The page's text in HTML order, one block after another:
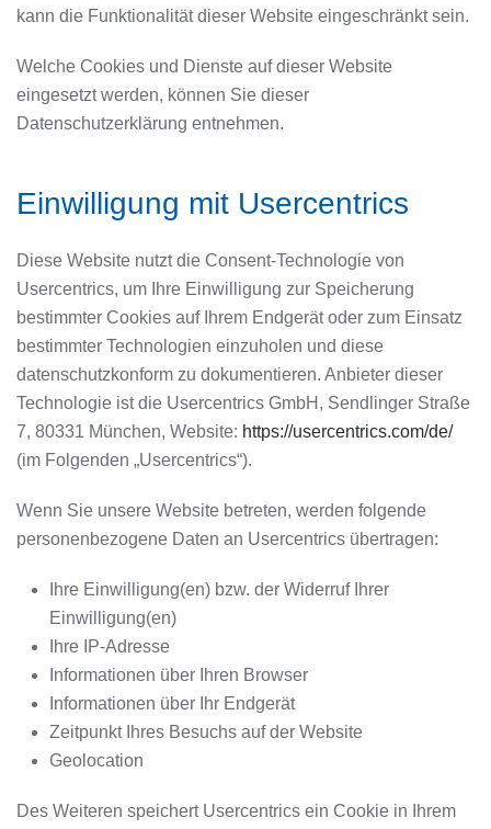
kann die Funktionalität dieser Website eingeschränkt sein.
Welche Cookies und Dienste auf dieser Website
eingesetzt werden, können Sie dieser
Datenschutzerklärung entnehmen.
Einwilligung mit Usercentrics
Diese Website nutzt die Consent-Technologie von
Usercentrics, um Ihre Einwilligung zur Speicherung
bestimmter Cookies auf Ihrem Endgerät oder zum Einsatz
bestimmter Technologien einzuholen und diese
datenschutzkonform zu dokumentieren. Anbieter dieser
Technologie ist die Usercentrics GmbH, Sendlinger Straße
7, 80331 München, Website: https://usercentrics.com/de/
(im Folgenden „Usercentrics“).
Wenn Sie unsere Website betreten, werden folgende
personenbezogene Daten an Usercentrics übertragen:
Ihre Einwilligung(en) bzw. der Widerruf Ihrer
Einwilligung(en)
Ihre IP-Adresse
Informationen über Ihren Browser
Informationen über Ihr Endgerät
Zeitpunkt Ihres Besuchs auf der Website
Geolocation
Des Weiteren speichert Usercentrics ein Cookie in Ihrem